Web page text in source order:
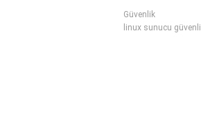
Güvenlik
linux sunucu